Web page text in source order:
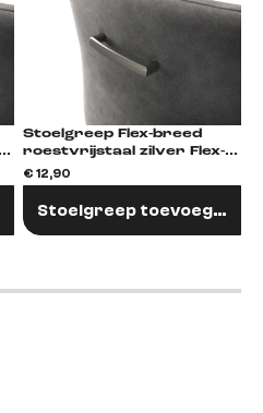
Stoelgreep Flex-breed
roestvrijstaal zilver Flex-
Flach
€ 12,90
Stoelgreep toevoegen